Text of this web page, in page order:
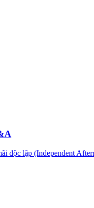
độc lập (Independent